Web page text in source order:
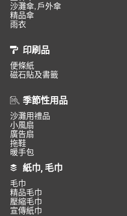
沙灘傘, 戶外傘
精品傘
雨衣
印刷品
便條紙
磁石貼及書籤
季節性用品
沙灘用禮品
小風扇
廣告扇
拖鞋
暖手包
紙巾, 毛巾
毛巾
精品毛巾
壓縮毛巾
宣傳紙巾